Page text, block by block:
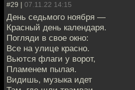
#29 | 07.11.22 14:15
День седьмого ноября —
Красный день календаря.
Погляди в свое окно:
Все на улице красно.
Вьются флаги у ворот,
Пламенем пылая.
Видишь, музыка идет